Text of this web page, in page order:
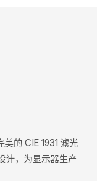
的 CIE 1931 滤光
计，为显示器生产